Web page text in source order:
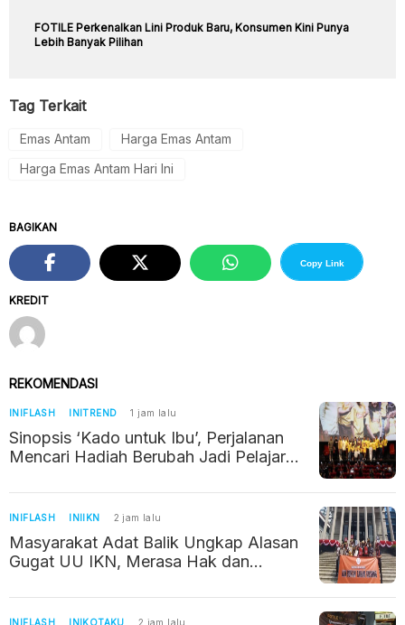
FOTILE Perkenalkan Lini Produk Baru, Konsumen Kini Punya
Lebih Banyak Pilihan
Tag Terkait
Emas Antam
Harga Emas Antam
Harga Emas Antam Hari Ini
KREDIT
BAGIKAN
Copy Link
REKOMENDASI
INIFLASH INITREND 1 jam lalu
Sinopsis ‘Kado untuk Ibu’, Perjalanan
Mencari Hadiah Berubah Jadi Pelajaran
INIFLASH INIIKN 2 jam lalu
Masyarakat Adat Balik Ungkap Alasan
Gugat UU IKN, Merasa Hak dan
INIFLASH INIKOTAKU 2 jam lalu